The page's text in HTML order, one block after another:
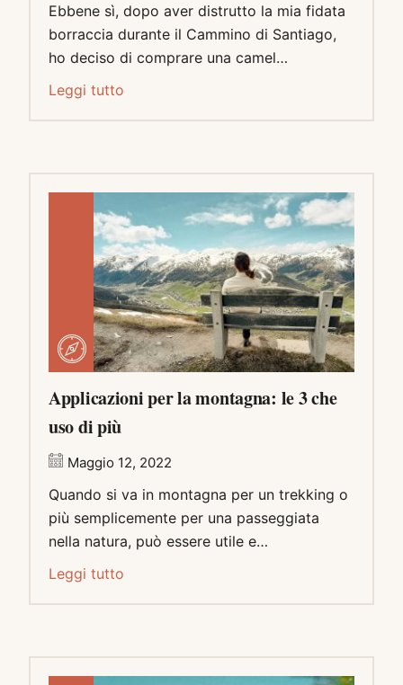
Ebbene sì, dopo aver distrutto la mia fidata
borraccia durante il Cammino di Santiago,
ho deciso di comprare una camel…
Leggi tutto
Applicazioni per la montagna: le 3 che
uso di più
Maggio 12, 2022
Quando si va in montagna per un trekking o
più semplicemente per una passeggiata
nella natura, può essere utile e…
Leggi tutto